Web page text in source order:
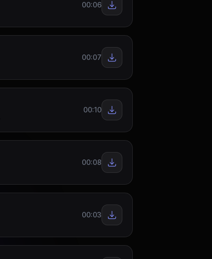
00:06
00:07
00:10
00:08
00:03